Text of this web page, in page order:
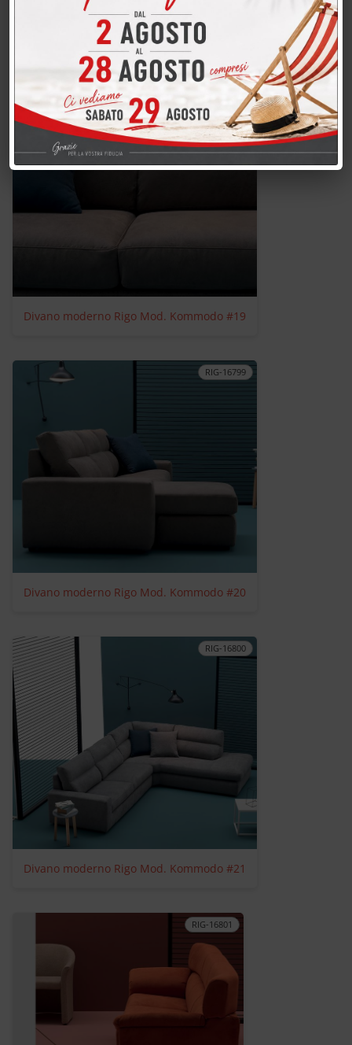
Divano moderno Rigo Mod. Kommodo #18
RIG-16798
Divano moderno Rigo Mod. Kommodo #19
RIG-16799
Divano moderno Rigo Mod. Kommodo #20
RIG-16800
Divano moderno Rigo Mod. Kommodo #21
RIG-16801